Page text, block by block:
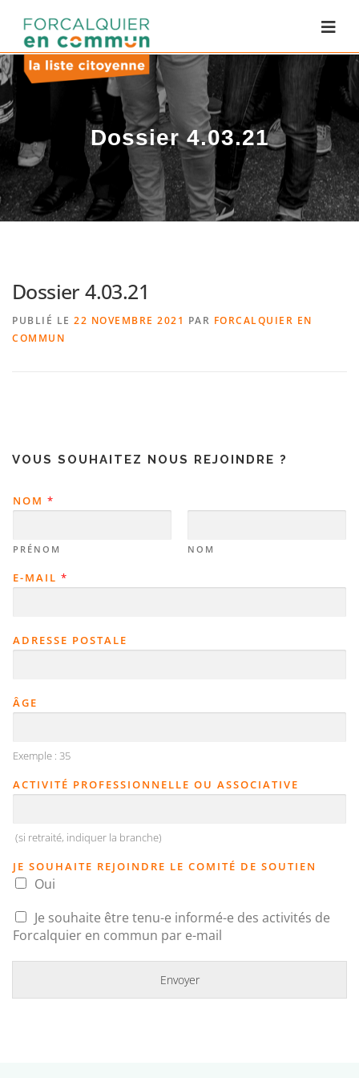
Dossier 4.03.21
Dossier 4.03.21
PUBLIÉ LE 22 NOVEMBRE 2021 PAR FORCALQUIER EN
COMMUN
VOUS SOUHAITEZ NOUS REJOINDRE ?
NOM *
PRÉNOM NOM
E-MAIL *
ADRESSE POSTALE
ÂGE
Exemple : 35
ACTIVITÉ PROFESSIONNELLE OU ASSOCIATIVE
(si retraité, indiquer la branche)
JE SOUHAITE REJOINDRE LE COMITÉ DE SOUTIEN
Oui
(
C
O
Je souhaite être tenu-e informé-e des activités de
Forcalquier en commun par e-mail
Envoyer